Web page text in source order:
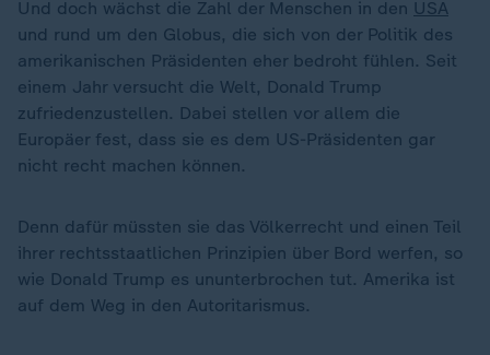
Und doch wächst die Zahl der Menschen in den USA
und rund um den Globus, die sich von der Politik des
amerikanischen Präsidenten eher bedroht fühlen. Seit
einem Jahr versucht die Welt, Donald Trump
zufriedenzustellen. Dabei stellen vor allem die
Europäer fest, dass sie es dem US-Präsidenten gar
nicht recht machen können.
Denn dafür müssten sie das Völkerrecht und einen Teil
ihrer rechtsstaatlichen Prinzipien über Bord werfen, so
wie Donald Trump es ununterbrochen tut. Amerika ist
auf dem Weg in den Autoritarismus.